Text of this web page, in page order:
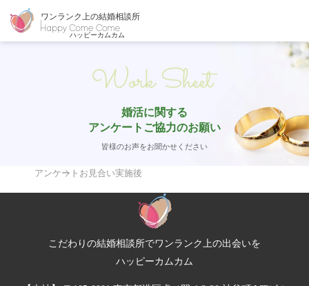
婚活に関する
アンケートご協力のお願い
皆様のお声をお聞かせください
アンケート お見合い実施後
こだわりの結婚相談所でワンランク上の出会いを
ハッピーカムカム